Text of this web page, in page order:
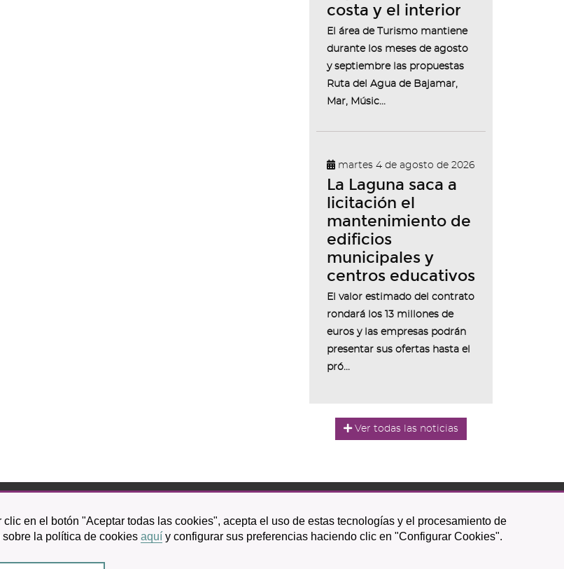
en el botón "Aceptar todas las cookies", acepta el uso de estas tecnologías y el procesamiento de
la política de cookies aquí y configurar sus preferencias haciendo clic en "Configurar Cookies".
costa y el interior
El área de Turismo mantiene
durante los meses de agosto
y septiembre las propuestas
Ruta del Agua de Bajamar,
Mar, Músic...
martes 4 de agosto de 2026
La Laguna saca a
licitación el
mantenimiento de
edificios
municipales y
centros educativos
El valor estimado del contrato
rondará los 13 millones de
euros y las empresas podrán
presentar sus ofertas hasta el
pró...
Ver todas las noticias
Icono
circular
Icono Icono
circular
IconoIcono
circular
Icono